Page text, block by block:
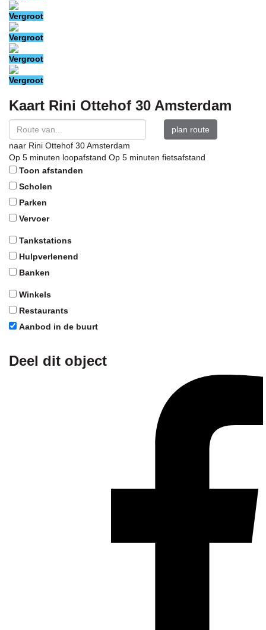
Vergroot
Vergroot
Vergroot
Vergroot
Kaart Rini Ottehof 30 Amsterdam
plan route
naar Rini Ottehof 30Amsterdam
Op 5 minuten loopafstand Op 5 minuten fietsafstand
Toon afstanden
Scholen
Parken
Vervoer
Tankstations
Hulpverlenend
Banken
Winkels
Restaurants
Aanbod in de buurt
Deel dit object